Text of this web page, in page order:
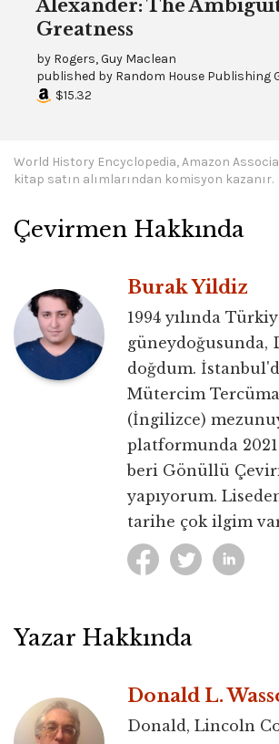
Alexander: The
Greatness
by Rogers, Guy Maclean
published by Random House Publishing
$15.32
World History Encyclopedia, Amazon
kitap satın alımlarından komisyon kazanır.
Çevirmen Hakkında
Burak Yildiz
1994 yılında
güneydoğusunda,
doğdum.
Mütercim
(İngilizce)
platformunda 2021
beri Gönüllü
yapıyorum.
tarihe çok ilgim
Yazar Hakkında
Donald L.
Donald, Lincoln